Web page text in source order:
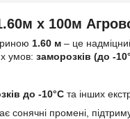
х 100м
1.60 м – це
умов: заморозків (до -
до -10°C та інших
сонячні промені,